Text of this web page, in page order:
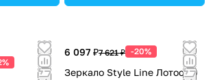
6 097 ₽7 621 ₽ -20%
Зеркало Style Line Лотос 70